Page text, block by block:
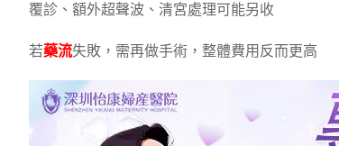
覆診、額外超聲波、清宮處理可能另收
若藥流失敗，需再做手術，整體費用反而更高